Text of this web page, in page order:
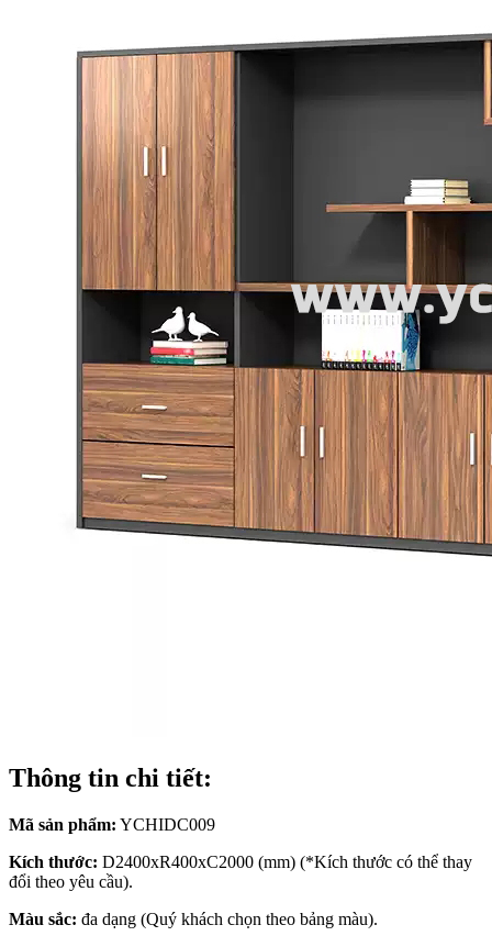
Thông tin chi tiết:
Mã sản phẩm: YCHIDC009
Kích thước: D2400xR400xC2000 (mm) (*Kích thước có thể thay
đổi theo yêu cầu).
Màu sắc: đa dạng (Quý khách chọn theo bảng màu).